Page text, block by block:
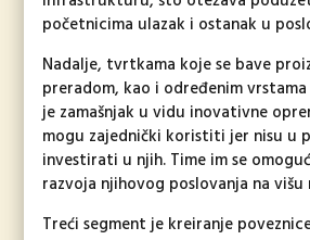
početnicima ulazak i ostanak u
Nadalje, tvrtkama koje se bave
preradom, kao i određenim
je zamašnjak u vidu inovativne
mogu zajednički koristiti jer nisu u
investirati u njih. Time im se
razvoja njihovog poslovanja na višu
Treći segment je kreiranje